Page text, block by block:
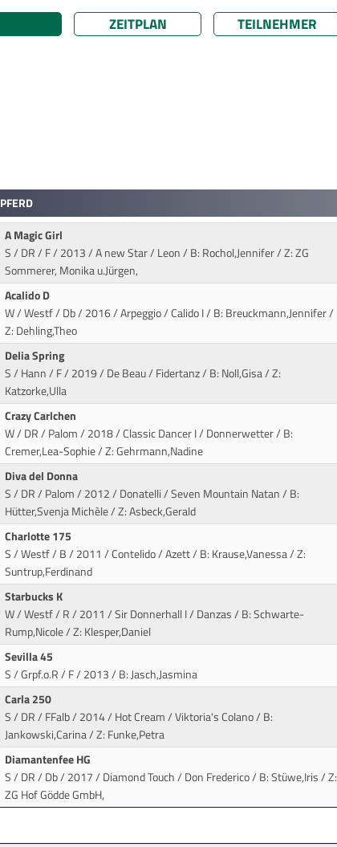
ZEITPLAN TEILNEHMER
PFERD
A Magic Girl
S / DR / F / 2013 / A new Star / Leon/ B: Rochol,Jennifer / Z: ZG
Sommerer, Monika u.Jürgen,
Acalido D
W / Westf / Db / 2016 / Arpeggio / Calido I/ B: Breuckmann,Jennifer /
Z: Dehling,Theo
Delia Spring
S / Hann / F / 2019 / De Beau / Fidertanz/ B: Noll,Gisa / Z:
Katzorke,Ulla
Crazy Carlchen
W / DR / Palom / 2018 / Classic Dancer I / Donnerwetter/ B:
Cremer,Lea-Sophie / Z: Gehrmann,Nadine
Diva del Donna
S / DR / Palom / 2012 / Donatelli / Seven Mountain Natan/ B:
Hütter,Svenja Michèle / Z: Asbeck,Gerald
Charlotte 175
S / Westf / B / 2011 / Contelido / Azett/ B: Krause,Vanessa / Z:
Suntrup,Ferdinand
Starbucks K
W / Westf / R / 2011 / Sir Donnerhall I / Danzas/ B: Schwarte-
Rump,Nicole / Z: Klesper,Daniel
Sevilla 45
S / Grpf.o.R / F / 2013/ B: Jasch,Jasmina
Carla 250
S / DR / FFalb / 2014 / Hot Cream / Viktoria's Colano/ B:
Jankowski,Carina / Z: Funke,Petra
Diamantenfee HG
S / DR / Db / 2017 / Diamond Touch / Don Frederico/ B: Stüwe,Iris / Z:
ZG Hof Gödde GmbH,